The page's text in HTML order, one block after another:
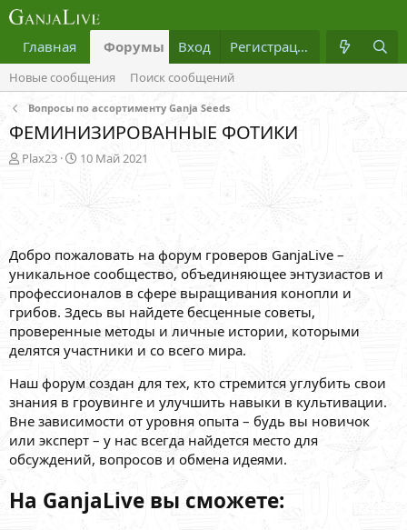
Главная Форумы Что нового? Медиа
Вход Регистрация
Новые сообщения Поиск сообщений
Вопросы по ассортименту Ganja Seeds
ФЕМИНИЗИРОВАННЫЕ ФОТИКИ
А
е
м
ы
Plax23
Д
а
ч
а
л
10 Май 2021
Добро пожаловать на форум гроверов GanjaLive –
уникальное сообщество, объединяющее энтузиастов и
профессионалов в сфере выращивания конопли и
грибов. Здесь вы найдете бесценные советы,
проверенные методы и личные истории, которыми
делятся участники и со всего мира.
Наш форум создан для тех, кто стремится углубить свои
знания в гроувинге и улучшить навыки в культивации.
Вне зависимости от уровня опыта – будь вы новичок
или эксперт – у нас всегда найдется место для
обсуждений, вопросов и обмена идеями.
На GanjaLive вы сможете: